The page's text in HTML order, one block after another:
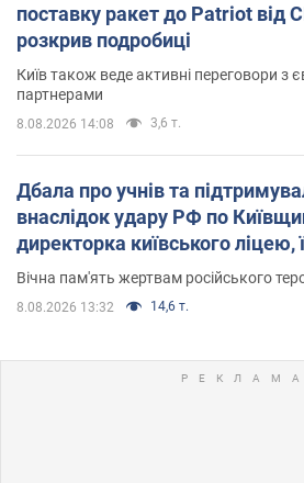
поставку ракет до Patriot від
розкрив подробиці
Київ також веде активні переговори з
партнерами
8.08.2026 14:08 3,6 т.
Дбала про учнів та
внаслідок удару РФ по
директорка київського ліцею,
Вічна пам'ять жертвам російського
8.08.2026 13:32 14,6 т.